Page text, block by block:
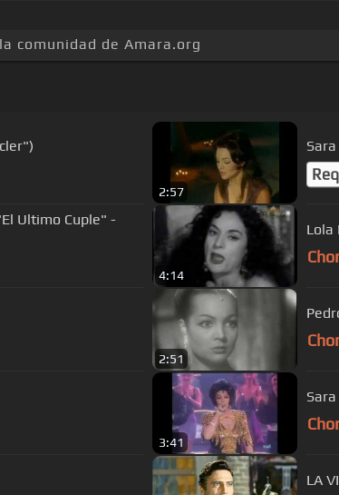
comunidad de Amara.org
2:57
Ultimo Cuple" -
4:14
Lola
2:51
3:41
LA